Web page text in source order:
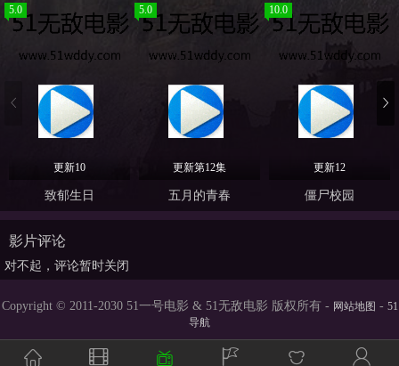
5.0
更新10
致郁生日
5.0
更新第12集
五月的青春
10.0
更新12
僵尸校园
影片评论
对不起，评论暂时关闭
Copyright © 2011-2030 51一号电影 & 51无敌电影 版权所有 - 网站地图 - 51
导航